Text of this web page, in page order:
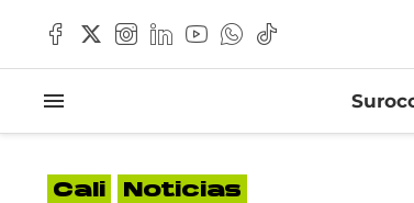
Cali Noticias